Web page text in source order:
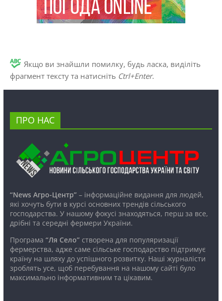
Якщо ви знайшли помилку, будь ласка, виділіть
фрагмент тексту та натисніть Ctrl+Enter.
ПРО НАС
“News Агро-Центр”– інформаційне видання для людей,
які хочуть бути в курсі основних трендів сільського
господарства. У нашому фокусі знаходяться, перш за все,
дрібні та середні фермери України.
Програма “Ля Село”створена для популяризації
фермерства, адже саме сільське господарство підтримує
країну на шляху до успішного розвитку. Наші журналісти
зроблять усе, щоб перебування на нашому сайті було
максимально інформативним та цікавим.